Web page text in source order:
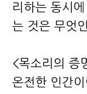
리하는 동시
는 것은 무엇
<목소리의 증
온전한 인간